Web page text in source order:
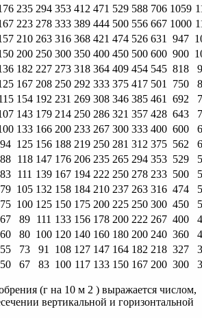
235 294 353 412 471 529 588 706 1059
223 278 333 389 444 500 556 667 1000
210 263 316 368 421 474 526 631 947
200 250 300 350 400 450 500 600 900
182 227 273 318 364 409 454 545 818
167 208 250 292 333 375 417 501 750
154 192 231 269 308 346 385 461 692
143 179 214 250 286 321 357 428 643
133 166 200 233 267 300 333 400 600
94 125 156 188 219 250 281 312 375 562
88 118 147 176 206 235 265 294 353 529
83 111 139 167 194 222 250 278 233 500
79 105 132 158 184 210 237 263 316 474
75 100 125 150 175 200 225 250 300 450
67 89 111 133 156 178 200 222 267 400
60 80 100 120 140 160 180 200 240 360
55 73 91 108 127 147 164 182 218 327
50 67 83 100 117 133 150 167 200 300
(г на 10 м 2 ) выражается числом,
вертикальной и горизонтальной